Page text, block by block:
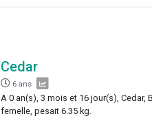
Cedar
6 ans
A 0 an(s), 3 mois et 16 jour(s), Cedar,
femelle, pesait 6.35 kg.